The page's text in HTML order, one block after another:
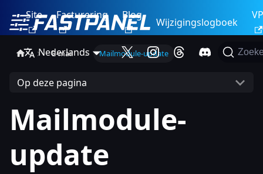
Site Facturering Blog
Wijzigingslogboek
Nederlands
E-mail Mailmodule-update
Op deze pagina
Mailmodule-
update